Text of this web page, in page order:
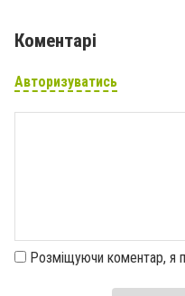
Коментарі
Авторизуватись
Розміщуючи коментар, я